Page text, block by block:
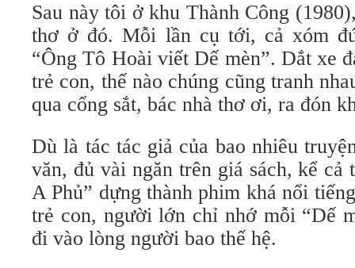
Sau này tôi ở khu Thành Công
thơ ở đó. Mỗi lần cụ tới, cả xóm
“Ông Tô Hoài viết Dế mèn”. Dắt xe
trẻ con, thế nào chúng cũng tranh
qua cổng sắt, bác nhà thơ ơi, ra đón
Dù là tác tác giả của bao nhiêu
văn, đủ vài ngăn trên giá sách, kể cả
A Phủ” dựng thành phim khá nổi
trẻ con, người lớn chỉ nhớ mỗi “Dế
đi vào lòng người bao thế hệ.